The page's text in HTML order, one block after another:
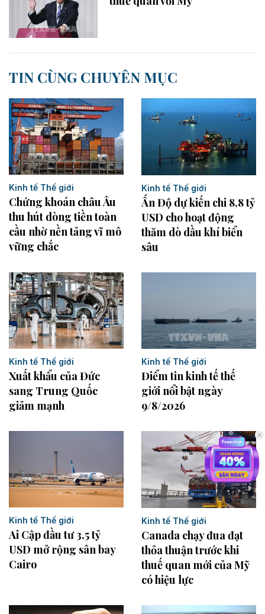
TIN CÙNG CHUYÊN MỤC
Kinh tế Thế giới
Chứng khoán châu Âu
thu hút dòng tiền toàn
cầu nhờ nền tảng vĩ mô
vững chắc
Kinh tế Thế giới
Ấn Độ dự kiến chi 8,8 tỷ
USD cho hoạt động
thăm dò dầu khí biển
sâu
Kinh tế Thế giới
Xuất khẩu của Đức
sang Trung Quốc
giảm mạnh
Kinh tế Thế giới
Điểm tin kinh tế thế
giới nổi bật ngày
9/8/2026
Kinh tế Thế giới
Ai Cập đầu tư 3,5 tỷ
USD mở rộng sân bay
Cairo
Kinh tế Thế giới
Canada chạy đua đạt
thỏa thuận trước khi
thuế quan mới của Mỹ
có hiệu lực